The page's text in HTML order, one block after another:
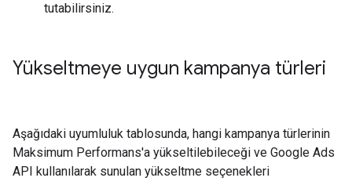
tutabilirsiniz.
Yükseltmeye uygun kampanya türleri
Aşağıdaki uyumluluk tablosunda, hangi kampanya türlerinin
Maksimum Performans'a yükseltilebileceği ve Google Ads
API kullanılarak sunulan yükseltme seçenekleri